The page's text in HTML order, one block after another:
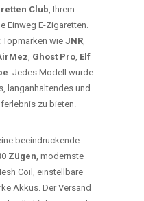
Club, Ihrem
Einweg E-Zigaretten.
wie JNR,
, Ghost Pro, Elf
. Jedes Modell wurde
langanhaltendes und
zu bieten.
beeindruckende
Zügen, modernste
Coil, einstellbare
Akkus. Der Versand